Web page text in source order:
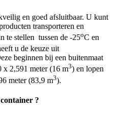
en goed afsluitbaar. U kunt
transporteren en
te stellen tussen de -25oC en
u de keuze uit
beginnen bij een buitenmaat
2,591 meter (16 m3) en lopen
meter (83,9 m3).
?